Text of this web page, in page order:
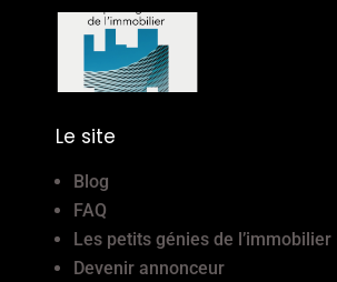
Le site
Blog
FAQ
Les petits génies de l’immobilier
Devenir annonceur